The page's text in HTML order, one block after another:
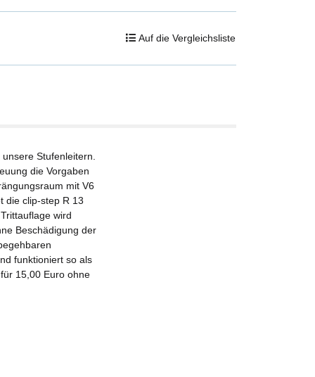
Auf die Vergleichsliste
Stufenleitern.
die Vorgaben
mit V6
die clip-step R 13
wird
Beschädigung der
funktioniert so als
15,00 Euro ohne